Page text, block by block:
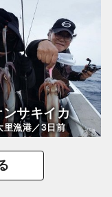
ンサキイカ
里漁港／3日前